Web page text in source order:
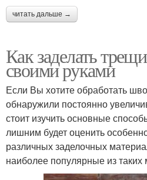
читать дальше →
Как заделать
своими руками
Если Вы хотите обработать
обнаружили постоянно
стоит изучить основные
лишним будет оценить
различных заделочных
наиболее популярные из таких